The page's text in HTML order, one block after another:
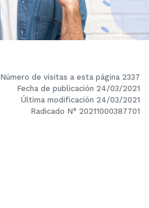
Número de visitas a esta página 2337
Fecha de publicación 24/03/2021
Última modificación 24/03/2021
Radicado N° 20211000387701